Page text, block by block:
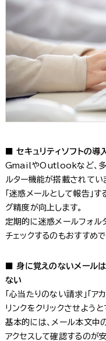
■ セキュリティソフトの導
GmailやOutlookなど、多
ルター機能が搭載されてい
「迷惑メールとして報告」
グ精度が向上します。
定期的に迷惑メールフォル
チェックするのもおすすめで
■ 身に覚えのないメール
ない
「心当たりのない請求」「
リンクをクリックさせよう
基本的には、メール本文中
アクセスして確認するのが安